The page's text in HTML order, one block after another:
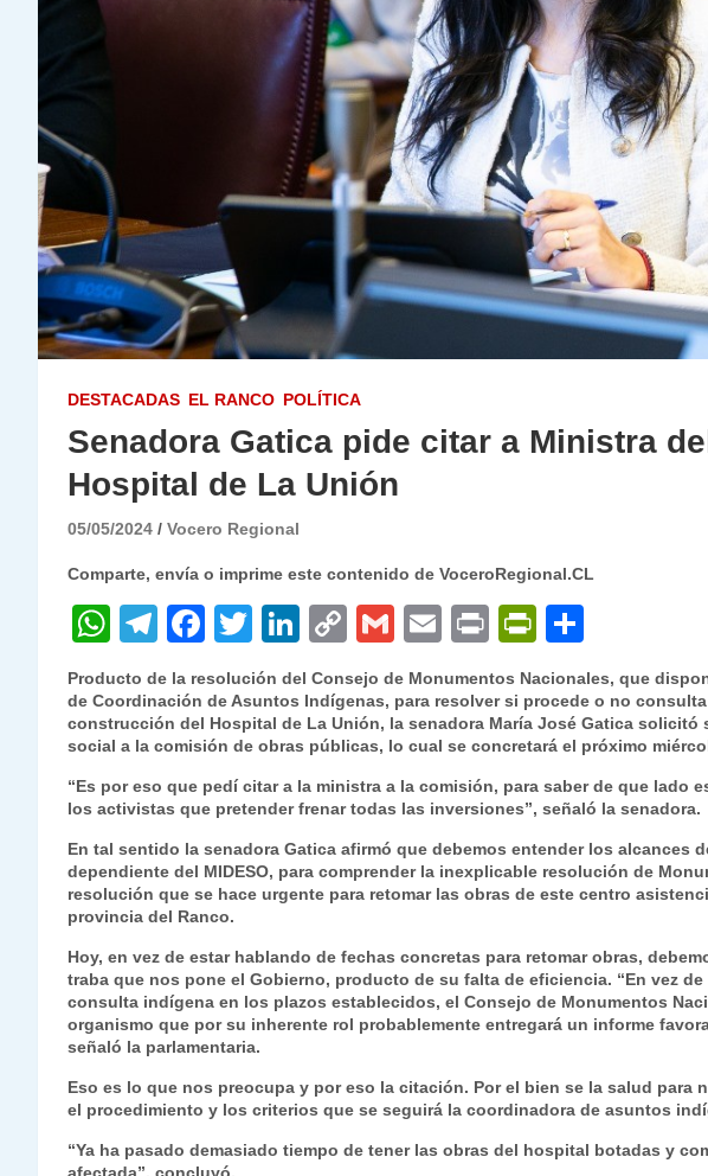
DESTACADAS EL RANCO POLÍTICA
Senadora Gatica pide citar a Ministra
Hospital de La Unión
05/05/2024 Vocero Regional
Comparte, envía o imprime este contenido de VoceroRegional.CL
W
h
at
s
A
p
p
T
el
e
gr
a
m
F
c
e
b
o
o
k
T
w
itt
er
Li
n
k
e
dI
n
C
o
p
y
Li
n
k
G
m
ai
l
E
ai
l
P
ri
nt
P
ri
nt
Fr
ie
n
dl
y
o
m
p
ar
tir
Producto de la resolución del Consejo de Monumentos Nacionales, que
de Coordinación de Asuntos Indígenas, para resolver si procede o no
construcción del Hospital de La Unión, la senadora María José Gatica solicitó
social a la comisión de obras públicas, lo cual se concretará el próximo
“Es por eso que pedí citar a la ministra a la comisión, para saber de que lado
los activistas que pretender frenar todas las inversiones”, señaló la senadora.
En tal sentido la senadora Gatica afirmó que debemos entender los alcances
dependiente del MIDESO, para comprender la inexplicable resolución de
resolución que se hace urgente para retomar las obras de este centro
provincia del Ranco.
Hoy, en vez de estar hablando de fechas concretas para retomar obras,
traba que nos pone el Gobierno, producto de su falta de eficiencia. “En vez
consulta indígena en los plazos establecidos, el Consejo de Monumentos
organismo que por su inherente rol probablemente entregará un informe
señaló la parlamentaria.
Eso es lo que nos preocupa y por eso la citación. Por el bien se la salud para
el procedimiento y los criterios que se seguirá la coordinadora de asuntos
“Ya ha pasado demasiado tiempo de tener las obras del hospital botadas y